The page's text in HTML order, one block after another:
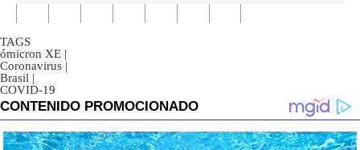
0
seconds
TAGS
ómicron XE |
Coronavirus |
Brasil |
COVID-19